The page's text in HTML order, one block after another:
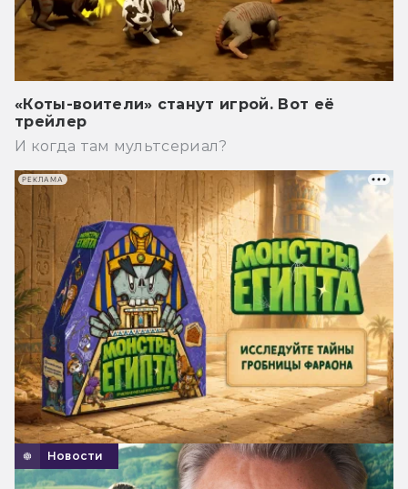
«Коты-воители» станут игрой. Вот её
трейлер
И когда там мультсериал?
Новости
РЕКЛАМА